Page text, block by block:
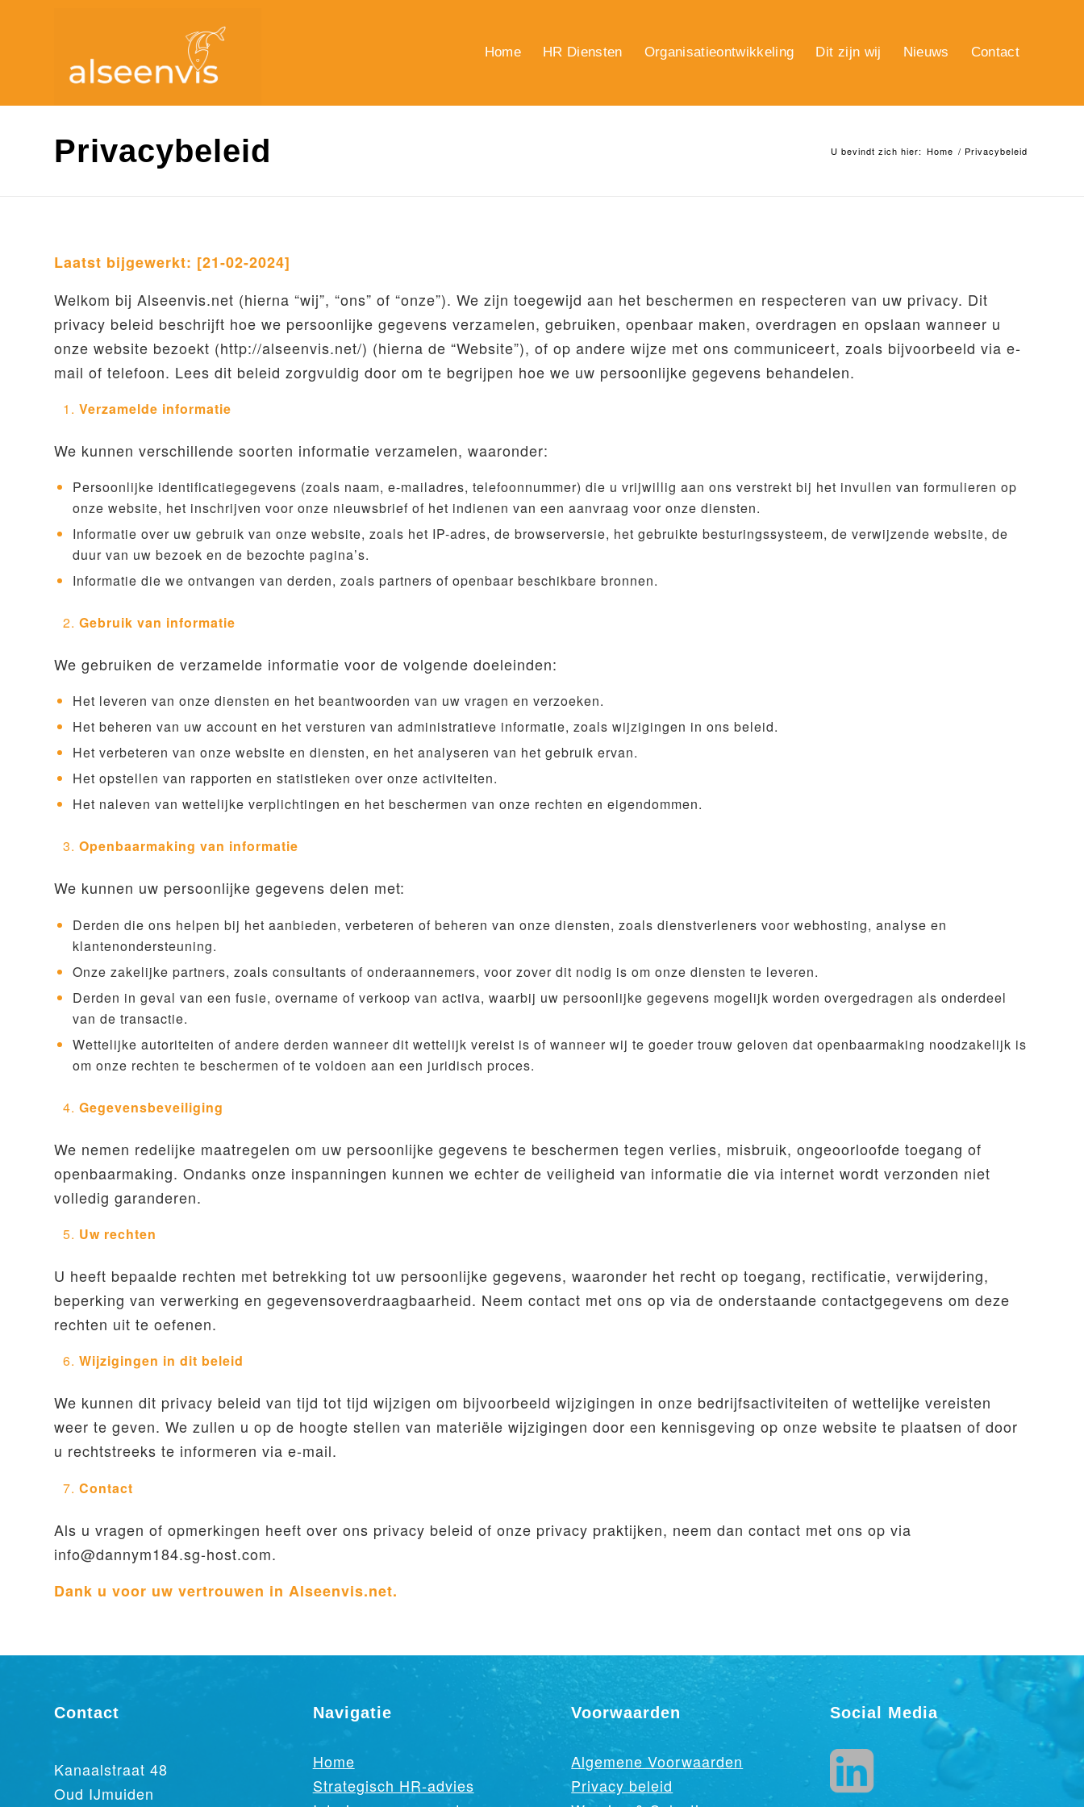
Home HR Diensten Organisatieontwikkeling Dit zijn wij Nieuws Contact
Privacybeleid U bevindt zich hier: Home / Privacybeleid
Laatst bijgewerkt: [21-02-2024]
Welkom bij Alseenvis.net (hierna “wij”, “ons” of “onze”). We zijn toegewijd aan het beschermen en respecteren van uw privacy. Dit
privacy beleid beschrijft hoe we persoonlijke gegevens verzamelen, gebruiken, openbaar maken, overdragen en opslaan wanneer u
onze website bezoekt (http://alseenvis.net/) (hierna de “Website”), of op andere wijze met ons communiceert, zoals bijvoorbeeld via e-
mail of telefoon. Lees dit beleid zorgvuldig door om te begrijpen hoe we uw persoonlijke gegevens behandelen.
Verzamelde informatie
We kunnen verschillende soorten informatie verzamelen, waaronder:
Persoonlijke identificatiegegevens (zoals naam, e-mailadres, telefoonnummer) die u vrijwillig aan ons verstrekt bij het invullen van formulieren op
onze website, het inschrijven voor onze nieuwsbrief of het indienen van een aanvraag voor onze diensten.
Informatie over uw gebruik van onze website, zoals het IP-adres, de browserversie, het gebruikte besturingssysteem, de verwijzende website, de
duur van uw bezoek en de bezochte pagina’s.
Informatie die we ontvangen van derden, zoals partners of openbaar beschikbare bronnen.
Gebruik van informatie
We gebruiken de verzamelde informatie voor de volgende doeleinden:
Het leveren van onze diensten en het beantwoorden van uw vragen en verzoeken.
Het beheren van uw account en het versturen van administratieve informatie, zoals wijzigingen in ons beleid.
Het verbeteren van onze website en diensten, en het analyseren van het gebruik ervan.
Het opstellen van rapporten en statistieken over onze activiteiten.
Het naleven van wettelijke verplichtingen en het beschermen van onze rechten en eigendommen.
Openbaarmaking van informatie
We kunnen uw persoonlijke gegevens delen met:
Derden die ons helpen bij het aanbieden, verbeteren of beheren van onze diensten, zoals dienstverleners voor webhosting, analyse en
klantenondersteuning.
Onze zakelijke partners, zoals consultants of onderaannemers, voor zover dit nodig is om onze diensten te leveren.
Derden in geval van een fusie, overname of verkoop van activa, waarbij uw persoonlijke gegevens mogelijk worden overgedragen als onderdeel
van de transactie.
Wettelijke autoriteiten of andere derden wanneer dit wettelijk vereist is of wanneer wij te goeder trouw geloven dat openbaarmaking noodzakelijk is
om onze rechten te beschermen of te voldoen aan een juridisch proces.
Gegevensbeveiliging
We nemen redelijke maatregelen om uw persoonlijke gegevens te beschermen tegen verlies, misbruik, ongeoorloofde toegang of
openbaarmaking. Ondanks onze inspanningen kunnen we echter de veiligheid van informatie die via internet wordt verzonden niet
volledig garanderen.
Uw rechten
U heeft bepaalde rechten met betrekking tot uw persoonlijke gegevens, waaronder het recht op toegang, rectificatie, verwijdering,
beperking van verwerking en gegevensoverdraagbaarheid. Neem contact met ons op via de onderstaande contactgegevens om deze
rechten uit te oefenen.
Wijzigingen in dit beleid
We kunnen dit privacy beleid van tijd tot tijd wijzigen om bijvoorbeeld wijzigingen in onze bedrijfsactiviteiten of wettelijke vereisten
weer te geven. We zullen u op de hoogte stellen van materiële wijzigingen door een kennisgeving op onze website te plaatsen of door
u rechtstreeks te informeren via e-mail.
Contact
Als u vragen of opmerkingen heeft over ons privacy beleid of onze privacy praktijken, neem dan contact met ons op via
info@dannym184.sg-host.com.
Dank u voor uw vertrouwen in Alseenvis.net.
Contact
Kanaalstraat 48
Oud IJmuiden
Navigatie
Home
Strategisch HR-advies
Voorwaarden
Algemene Voorwaarden
Privacy beleid
Social Media